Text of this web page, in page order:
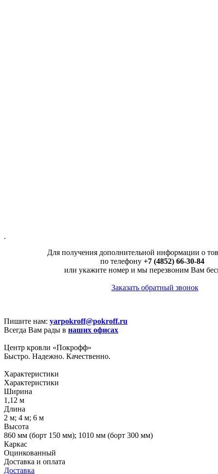
.
Для получения дополнительной информации о
по телефону +7 (4852) 66-30-84
или укажите номер и мы перезвоним Вам
Заказать обратный звонок
Пишите нам: yarpokroff@pokroff.ru
Всегда Вам рады в наших офисах
Центр кровли «Покрофф»
Быстро. Надежно. Качественно.
Характеристики
Характеристики
Ширина
1,12 м
Длина
2 м; 4 м; 6 м
Высота
860 мм (борт 150 мм); 1010 мм (борт 300 мм)
Каркас
Оцинкованный
Доставка и оплата
Доставка